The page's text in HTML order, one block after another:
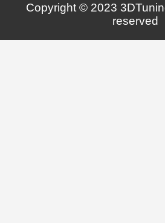
Copyright © 2023
reserved